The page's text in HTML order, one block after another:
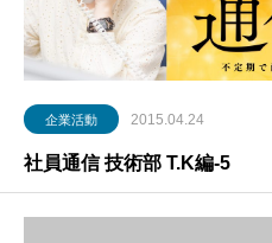
企業活動 2015.04.24
社員通信 技術部 T.K編-5